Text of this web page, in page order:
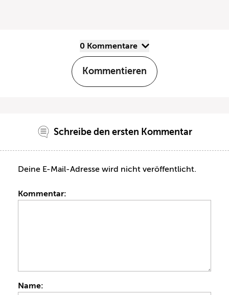
0 Kommentare
Kommentieren
Schreibe den ersten Kommentar
Deine E-Mail-Adresse wird nicht veröffentlicht.
Kommentar:
Name: